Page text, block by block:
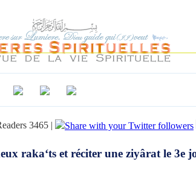
3465 |
raka‘ts et réciter une ziyârat le 3e